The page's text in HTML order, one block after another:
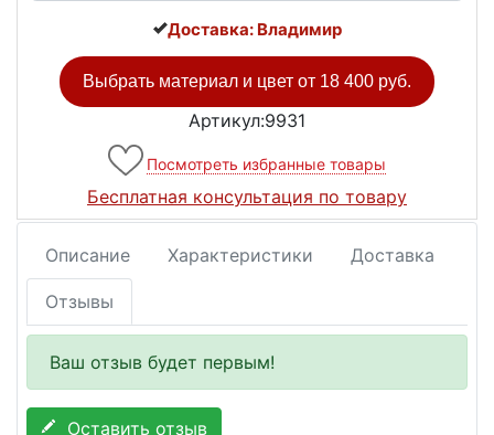
Доставка: Владимир
Выбрать материал и цвет от 18 400 руб.
Артикул:9931
Посмотреть избранные товары
Бесплатная консультация по товару
Описание Характеристики Доставка
Отзывы
Ваш отзыв будет первым!
Оставить отзыв